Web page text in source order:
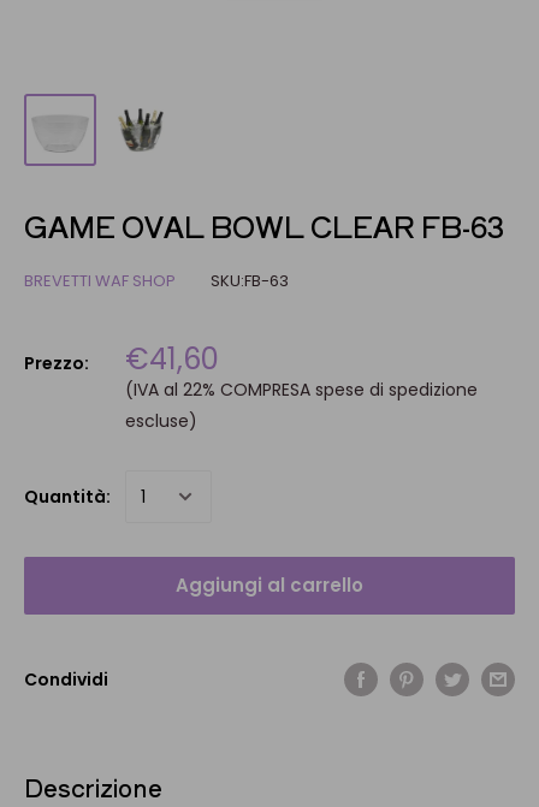
GAME OVAL BOWL CLEAR FB-63
BREVETTI WAF SHOP SKU:FB-63
Prezzo: €41,60
(IVA al 22% COMPRESA spese di spedizione
escluse)
Quantità:
Aggiungi al carrello
Condividi
Descrizione